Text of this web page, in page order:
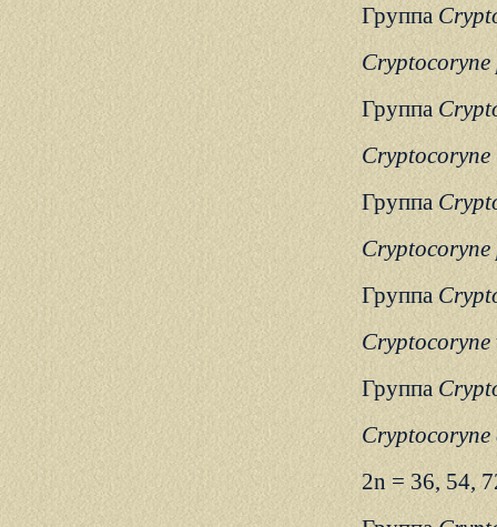
Группа
Группа
Группа
Cryptocoryne
Группа
Cryptocoryne
Группа
2n = 36, 54,